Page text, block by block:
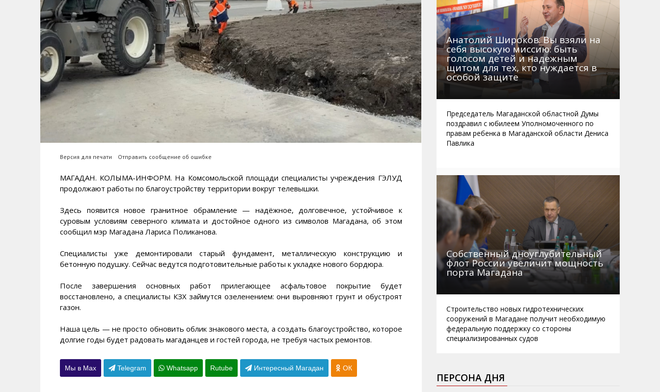
Версия для печати Отправить сообщение об ошибке
МАГАДАН. КОЛЫМА-ИНФОРМ. На Комсомольской площади специалисты учреждения ГЭЛУД
продолжают работы по благоустройству территории вокруг телевышки.
Здесь появится новое гранитное обрамление — надёжное, долговечное, устойчивое к
суровым условиям северного климата и достойное одного из символов Магадана, об этом
сообщил мэр Магадана Лариса Поликанова.
Специалисты уже демонтировали старый фундамент, металлическую конструкцию и
бетонную подушку. Сейчас ведутся подготовительные работы к укладке нового бордюра.
После завершения основных работ прилегающее асфальтовое покрытие будет
восстановлено, а специалисты КЗХ займутся озеленением: они выровняют грунт и обустроят
газон.
Наша цель — не просто обновить облик знакового места, а создать благоустройство, которое
долгие годы будет радовать магаданцев и гостей города, не требуя частых ремонтов.
Мы в Max Telegram Whatsapp Rutube Интересный Магадан ОК
Анатолий Широков: Вы взяли на
себя высокую миссию: быть
голосом детей и надежным
щитом для тех, кто нуждается в
особой защите
Председатель Магаданской областной Думы
поздравил с юбилеем Уполномоченного по
правам ребенка в Магаданской области Дениса
Павлика
Собственный дноуглубительный
флот России увеличит мощность
порта Магадана
Строительство новых гидротехнических
сооружений в Магадане получит необходимую
федеральную поддержку со стороны
специализированных судов
ПЕРСОНА ДНЯ